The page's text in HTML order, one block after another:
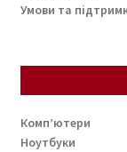
Умови та
Комп’ютери
Ноутбуки